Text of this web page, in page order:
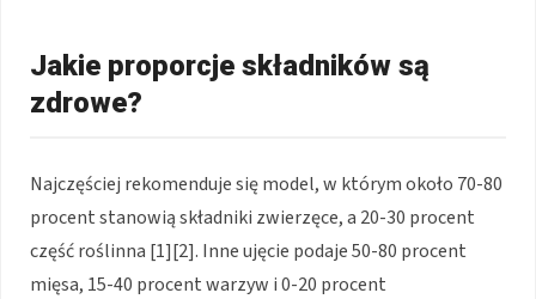
Jakie proporcje składników są
zdrowe?
Najczęściej rekomenduje się model, w którym około 70-80
procent stanowią składniki zwierzęce, a 20-30 procent
część roślinna [1][2]. Inne ujęcie podaje 50-80 procent
mięsa, 15-40 procent warzyw i 0-20 procent